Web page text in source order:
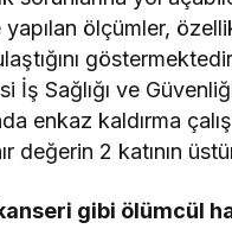
yapılan ölçümler,
İş Sağlığı ve
enkaz kaldırma
değerin 2 katının
gibi ölümcül